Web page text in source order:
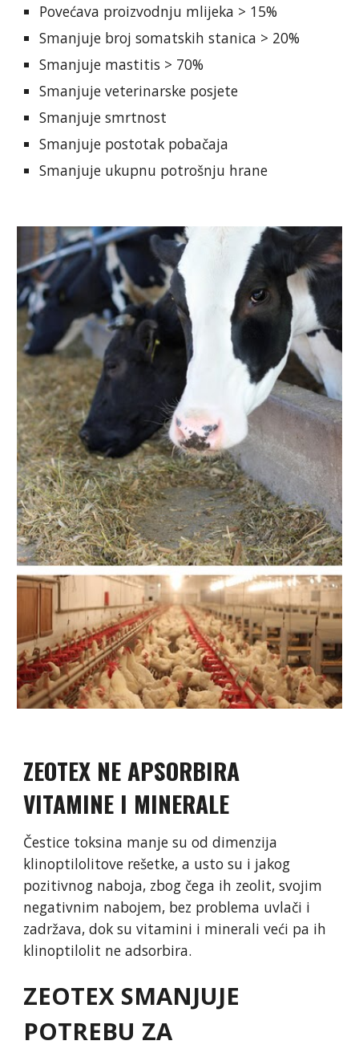
Povećava proizvodnju mlijeka > 15%
Smanjuje broj somatskih stanica > 20%
Smanjuje mastitis > 70%
Smanjuje veterinarske posjete
Smanjuje smrtnost
Smanjuje postotak pobačaja
Smanjuje ukupnu potrošnju hrane
ZEOTEX NE APSORBIRA
VITAMINE I MINERALE
Čestice toksina manje su od dimenzija
klinoptilolitove rešetke, a usto su i jakog
pozitivnog naboja, zbog čega ih zeolit, svojim
negativnim nabojem, bez problema uvlači i
zadržava, dok su vitamini i minerali veći pa ih
klinoptilolit ne adsorbira.
ZEOTEX SMANJUJE
POTREBU ZA